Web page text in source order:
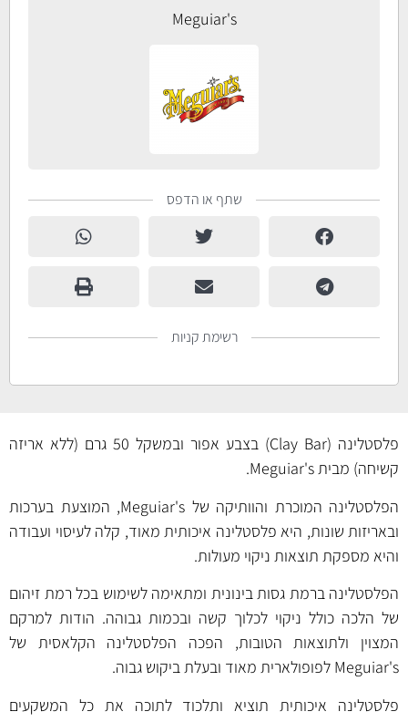
Meguiar's
שתף או הדפס
רשימת קניות
פלסטלינה (Clay Bar) בצבע אפור ובמשקל 50 גרם (ללא אריזה
קשיחה) מבית Meguiar's.
הפלסטלינה המוכרת והוותיקה של Meguiar's, המוצעת בערכות
ובאריזות שונות, היא פלסטלינה איכותית מאוד, קלה לעיסוי ועבודה
והיא מספקת תוצאות ניקוי מעולות.
הפלסטלינה ברמת גסות בינונית ומתאימה לשימוש בכל רמת זיהום
של הלכה כולל ניקוי לכלוך קשה ובכמות גבוהה. הודות למרקם
המצוין ולתוצאות הטובות, הפכה הפלסטלינה הקלאסית של
Meguiar's לפופולארית מאוד ובעלת ביקוש גבוה.
פלסטלינה איכותית תוציא ותלכוד לתוכה את כל המשקעים